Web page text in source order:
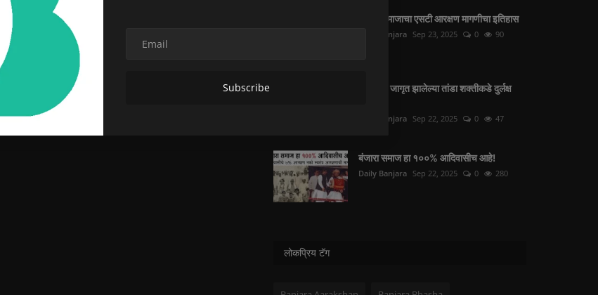
Subscribe
बंजारा समाजाचा एसटी आरक्षण मागणीचा इतिहास
Daily Banjara Sep 23, 2025 0 90
सरकारने जागृत झालेल्या तांडा शक्तीकडे दुर्लक्ष
Daily Banjara Sep 22, 2025 0 47
बंजारा समाज हा १००% आदिवासीच आहे!
Daily Banjara Sep 22, 2025 0 280
लोकप्रिय टॅग